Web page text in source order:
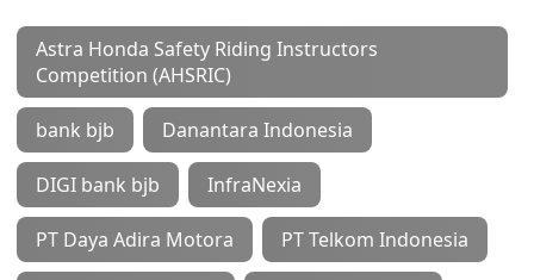
Astra Honda Safety Riding Instructors
Competition (AHSRIC)
bank bjb Danantara Indonesia
DIGI bank bjb InfraNexia
PT Daya Adira Motora PT Telkom Indonesia